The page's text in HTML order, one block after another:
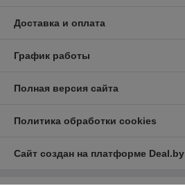
Доставка и оплата
График работы
Полная версия сайта
Политика обработки cookies
Сайт создан на платформе Deal.by